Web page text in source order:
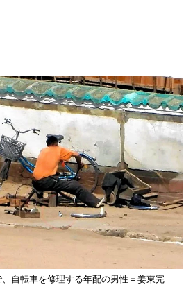
自転車を修理する年配の男性＝姜東完